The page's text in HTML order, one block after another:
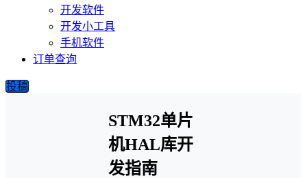
开发软件
开发小工具
手机软件
订单查询
投稿
STM32单片
机HAL库开
发指南